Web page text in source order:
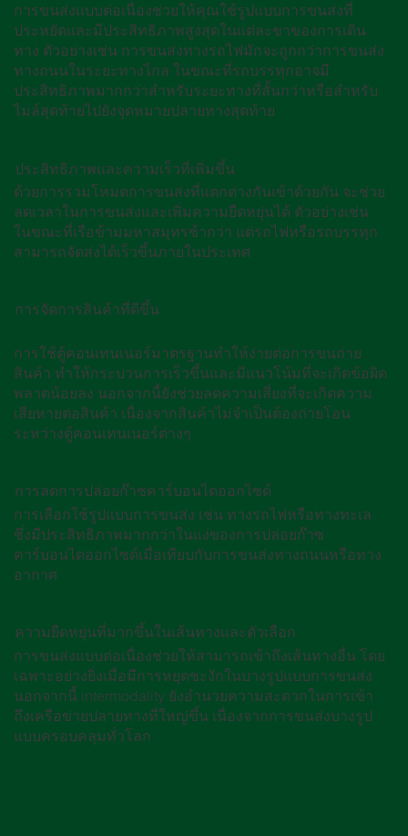
การขนส่งแบบต่อเนื่องช่วยให้คุณใช้รูปแบบการขนส่งที่
ประหยัดและมีประสิทธิภาพสูงสุดในแต่ละขาของการเดิน
ทาง ตัวอย่างเช่น การขนส่งทางรถไฟมักจะถูกกว่าการขนส่ง
ทางถนนในระยะทางไกล ในขณะที่รถบรรทุกอาจมี
ประสิทธิภาพมากกว่าสําหรับระยะทางที่สั้นกว่าหรือสําหรับ
ไมล์สุดท้ายไปยังจุดหมายปลายทางสุดท้าย
ประสิทธิภาพและความเร็วที่เพิ่มขึ้น
ด้วยการรวมโหมดการขนส่งที่แตกต่างกันเข้าด้วยกัน จะช่วย
ลดเวลาในการขนส่งและเพิ่มความยืดหยุ่นได้ ตัวอย่างเช่น
ในขณะที่เรือข้ามมหาสมุทรช้ากว่า แต่รถไฟหรือรถบรรทุก
สามารถจัดส่งได้เร็วขึ้นภายในประเทศ
การจัดการสินค้าที่ดีขึ้น
การใช้ตู้คอนเทนเนอร์มาตรฐานทําให้ง่ายต่อการขนถ่าย
สินค้า ทําให้กระบวนการเร็วขึ้นและมีแนวโน้มที่จะเกิดข้อผิด
พลาดน้อยลง นอกจากนี้ยังช่วยลดความเสี่ยงที่จะเกิดความ
เสียหายต่อสินค้า เนื่องจากสินค้าไม่จําเป็นต้องถ่ายโอน
ระหว่างตู้คอนเทนเนอร์ต่างๆ
การลดการปล่อยก๊าซคาร์บอนไดออกไซด์
การเลือกใช้รูปแบบการขนส่ง เช่น ทางรถไฟหรือทางทะเล
ซึ่งมีประสิทธิภาพมากกว่าในแง่ของการปล่อยก๊าซ
คาร์บอนไดออกไซด์เมื่อเทียบกับการขนส่งทางถนนหรือทาง
อากาศ
ความยืดหยุ่นที่มากขึ้นในเส้นทางและตัวเลือก
การขนส่งแบบต่อเนื่องช่วยให้สามารถเข้าถึงเส้นทางอื่น โดย
เฉพาะอย่างยิ่งเมื่อมีการหยุดชะงักในบางรูปแบบการขนส่ง
นอกจากนี้ intermodality ยังอํานวยความสะดวกในการเข้า
ถึงเครือข่ายปลายทางที่ใหญ่ขึ้น เนื่องจากการขนส่งบางรูป
แบบครอบคลุมทั่วโลก